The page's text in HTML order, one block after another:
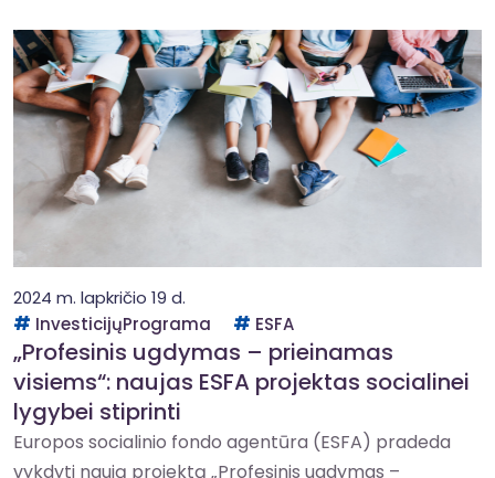
2024 m. lapkričio 19 d.
InvesticijųPrograma
ESFA
„Profesinis ugdymas – prieinamas
visiems“: naujas ESFA projektas socialinei
lygybei stiprinti
Europos socialinio fondo agentūra (ESFA) pradeda
vykdyti naują projektą „Profesinis ugdymas –